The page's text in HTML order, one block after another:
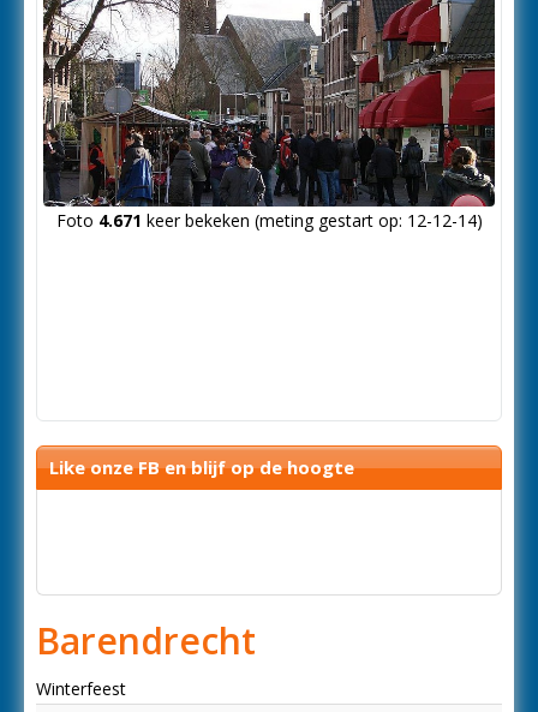
Foto 4.671 keer bekeken (meting gestart op: 12-12-14)
Like onze FB en blijf op de hoogte
Barendrecht
Winterfeest